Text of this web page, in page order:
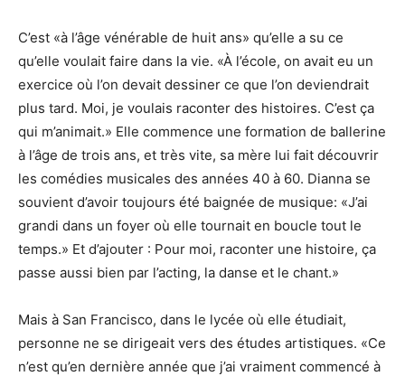
C’est «à l’âge vénérable de huit ans» qu’elle a su ce
qu’elle voulait faire dans la vie. «À l’école, on avait eu un
exercice où l’on devait dessiner ce que l’on deviendrait
plus tard. Moi, je voulais raconter des histoires. C’est ça
qui m’animait.» Elle commence une formation de ballerine
à l’âge de trois ans, et très vite, sa mère lui fait découvrir
les comédies musicales des années 40 à 60. Dianna se
souvient d’avoir toujours été baignée de musique: «J’ai
grandi dans un foyer où elle tournait en boucle tout le
temps.» Et d’ajouter : Pour moi, raconter une histoire, ça
passe aussi bien par l’acting, la danse et le chant.»
Mais à San Francisco, dans le lycée où elle étudiait,
personne ne se dirigeait vers des études artistiques. «Ce
n’est qu’en dernière année que j’ai vraiment commencé à